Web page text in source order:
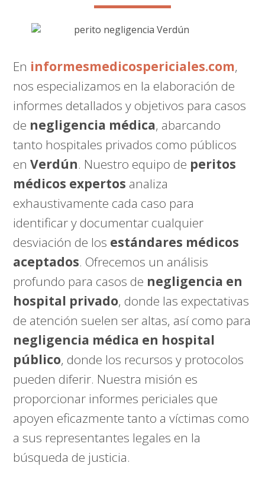
En informesmedicospericiales.com,
nos especializamos en la elaboración de
informes detallados y objetivos para casos
de negligencia médica, abarcando
tanto hospitales privados como públicos
enVerdún. Nuestro equipo de peritos
médicos expertos analiza
exhaustivamente cada caso para
identificar y documentar cualquier
desviación de los estándares médicos
aceptados. Ofrecemos un análisis
profundo para casos de negligencia en
hospital privado, donde las expectativas
de atención suelen ser altas, así como para
negligencia médica en hospital
público, donde los recursos y protocolos
pueden diferir. Nuestra misión es
proporcionar informes periciales que
apoyen eficazmente tanto a víctimas como
a sus representantes legales en la
búsqueda de justicia.